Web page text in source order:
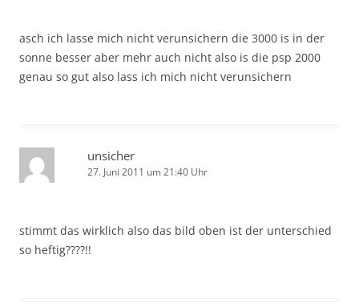
asch ich lasse mich nicht verunsichern die 3000 is in der
sonne besser aber mehr auch nicht also is die psp 2000
genau so gut also lass ich mich nicht verunsichern
unsicher
27. Juni 2011 um 21:40 Uhr
stimmt das wirklich also das bild oben ist der unterschied
so heftig????!!